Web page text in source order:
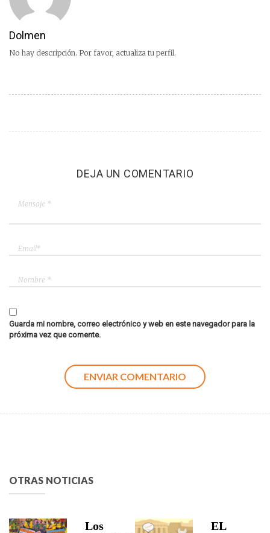
Dolmen
No hay descripción. Por favor, actualiza tu perfil.
DEJA UN COMENTARIO
Guarda mi nombre, correo electrónico y web en este navegador para la
próxima vez que comente.
OTRAS NOTICIAS
Los
EL